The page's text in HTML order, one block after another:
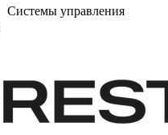
Системы управления